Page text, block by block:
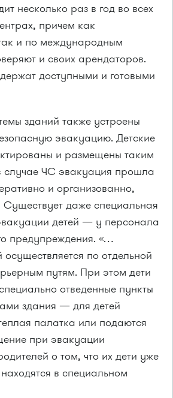
несколько раз в год во всех
причем как
и по международным
и своих арендаторов.
доступными и готовыми
зданий также устроены
эвакуацию. Детские
и размещены таким
случае ЧС эвакуация прошла
и организованно,
Существует даже специальная
детей — у персонала
предупреждения. «…
по отдельной
путям. При этом дети
отведенные пункты
здания — для детей
палатка или подаются
при эвакуации
о том, что их дети уже
в специальном